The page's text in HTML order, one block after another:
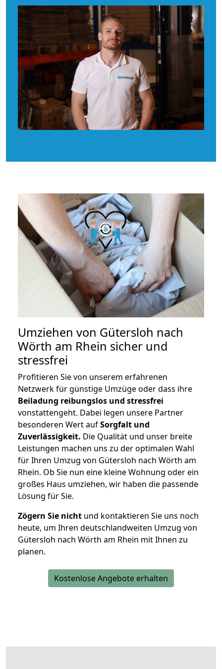
Umziehen von Gütersloh nach
Wörth am Rhein sicher und
stressfrei
Profitieren Sie von unserem erfahrenen
Netzwerk für günstige Umzüge oder dass ihre
Beiladung reibungslos und stressfrei
vonstattengeht. Dabei legen unsere Partner
besonderen Wert aufSorgfalt und
Zuverlässigkeit. Die Qualität und unser breite
Leistungen machen uns zu der optimalen Wahl
für Ihren Umzug von Gütersloh nach Wörth am
Rhein. Ob Sie nun eine kleine Wohnung oder ein
großes Haus umziehen, wir haben die passende
Lösung für Sie.
Zögern Sie nicht und kontaktieren Sie uns noch
heute, um Ihren deutschlandweiten Umzug von
Gütersloh nach Wörth am Rhein mit Ihnen zu
planen.
Kostenlose Angebote erhalten